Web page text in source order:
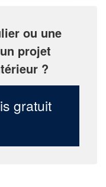
ou une
projet
?
gratuit